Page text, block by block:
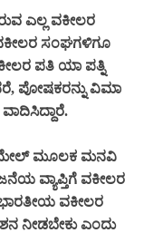
ಎಲ್ಲ ವಕೀಲರ
ಸಂಘಗಳಿಗೂ
ಪತಿ ಯಾ ಪತ್ನಿ
ಪೋಷಕರನ್ನು ವಿಮಾ
ಮೇಲ್ ಮೂಲಕ ಮನವಿ
ವ್ಯಾಪ್ತಿಗೆ ವಕೀಲರ
ಭಾರತೀಯ ವಕೀಲರ
ನೀಡಬೇಕು ಎಂದು